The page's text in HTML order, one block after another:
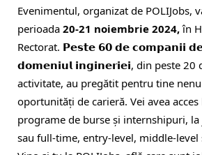
Evenimentul, organizat de POLIJobs,
perioada 20-21 noiembrie 2024,în
Rectorat. 𝗣𝗲𝘀𝘁𝗲 𝟲𝟬 𝗱𝗲 𝗰𝗼𝗺𝗽𝗮𝗻𝗶𝗶
𝗱𝗼𝗺𝗲𝗻𝗶𝘂𝗹 𝗶𝗻𝗴𝗶𝗻𝗲𝗿𝗶𝗲𝗶, din peste 20
activitate, au pregătit pentru tine
oportunități de carieră. Vei avea
programe de burse și internshipuri,
sau full-time, entry-level, middle-level